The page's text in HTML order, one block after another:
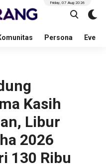
Persona Event
Friday, 07 Aug 2026
Kasih
Libur
2026
130 Ribu